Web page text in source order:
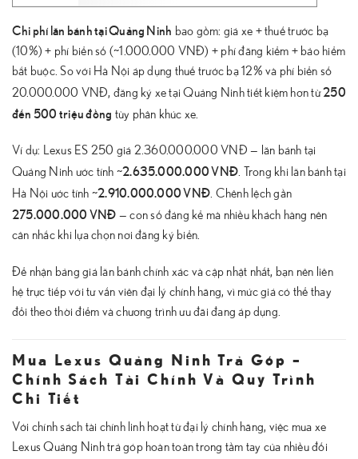
Chi phí lăn bánh tại Quảng Ninh bao gồm: giá xe + thuế trước bạ
(10%) + phí biển số (~1.000.000 VNĐ) + phí đăng kiểm + bảo hiểm
bắt buộc. So với Hà Nội áp dụng thuế trước bạ 12% và phí biển số
20.000.000 VNĐ, đăng ký xe tại Quảng Ninh tiết kiệm hơn từ250
đến 500 triệu đồng tùy phân khúc xe.
Ví dụ: Lexus ES 250 giá 2.360.000.000 VNĐ — lăn bánh tại
Quảng Ninh ước tính ~2.635.000.000 VNĐ. Trong khi lăn bánh tại
Hà Nội ước tính ~2.910.000.000 VNĐ. Chênh lệch gần
275.000.000 VNĐ — con số đáng kể mà nhiều khách hàng nên
cân nhắc khi lựa chọn nơi đăng ký biển.
Để nhận bảng giá lăn bánh chính xác và cập nhật nhất, bạn nên liên
hệ trực tiếp với tư vấn viên đại lý chính hãng, vì mức giá có thể thay
đổi theo thời điểm và chương trình ưu đãi đang áp dụng.
Mua Lexus Quảng Ninh Trả Góp –
Chính Sách Tài Chính Và Quy Trình
Chi Tiết
Với chính sách tài chính linh hoạt từ đại lý chính hãng, việc mua xe
Lexus Quảng Ninh trả góp hoàn toàn trong tầm tay của nhiều đối